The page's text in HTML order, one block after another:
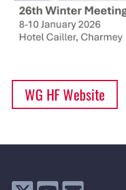
WG HF Website